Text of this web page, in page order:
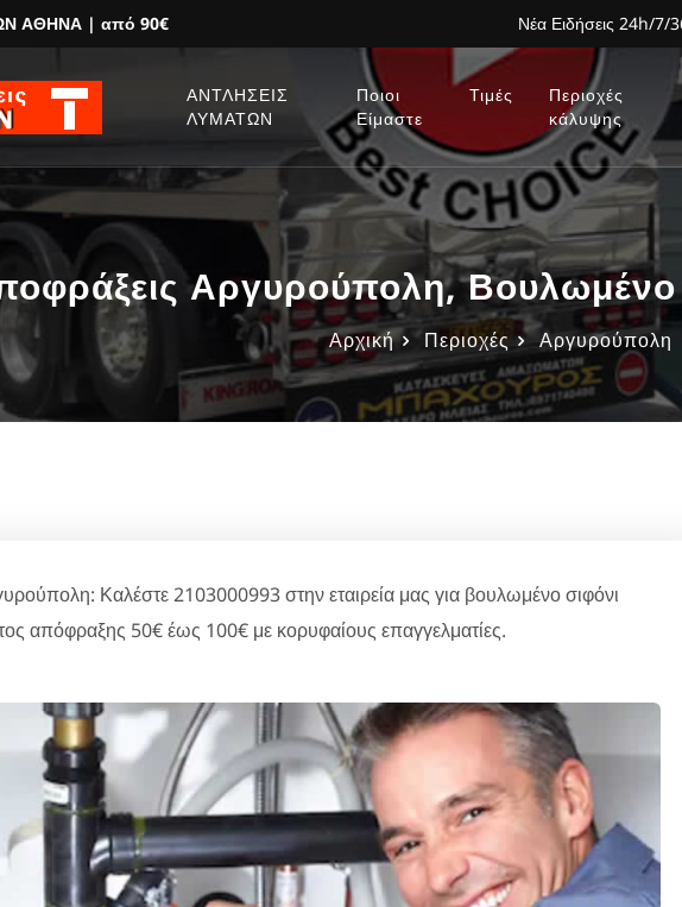
ΑΘΗΝΑ | από 90€ Νέα Ειδήσεις 24h/7/
ΑΝΤΛΗΣΕΙΣ
ΛΥΜΑΤΩΝ
Ποιοι
Είμαστε
Τιμές
Περιοχές
κάλυψης
Αργυρούπολη, Βουλωμένο
Αρχική Περιοχές Αργυρούπολη
Καλέστε 2103000993 στην εταιρεία μας για βουλωμένο σιφόνι
απόφραξης 50€ έως 100€ με κορυφαίους επαγγελματίες.